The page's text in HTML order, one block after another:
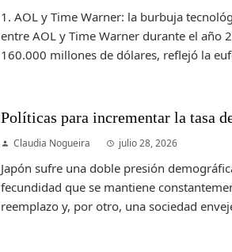
1. AOL y Time Warner: la burbuja
entre AOL y Time Warner durante el año
160.000 millones de dólares, reflejó la
Políticas para incrementar la tasa
Claudia Nogueira julio 28, 2026
Japón sufre una doble presión
fecundidad que se mantiene
reemplazo y, por otro, una sociedad